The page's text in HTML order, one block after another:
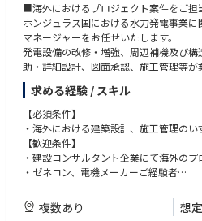
■海外におけるプロジェクト案件をご担
ホンジュラス国における水力発電事業
マネージャーをお任せいたします。
発電設備の改修・増強、周辺補機及び
助・詳細設計、図面承認、施工管理等が
■プロジェクトの背景
ホンジュラス国内で最も古いカニャベラ
オ・リンド（1970年運開80MW）両水
な電源であるが、1993年以降、大規模
ため、改修および増強を行うもの。
■サポート体制
スペイン語・英語の通訳、事務職・運転
昼食は電力会社の食堂利用可。休日は運
ル・日本食レストランにと通うことも可
求める経験 / スキル
【必須条件】
・海外における建築設計、施工管理の
【歓迎条件】
・建設コンサルタント企業にて海外のプ
・ゼネコン、電機メーカーご経験者
・各分野における技術士等の有資格者
・JICA事業・借款事業関連の技術業務経
複数あり 想